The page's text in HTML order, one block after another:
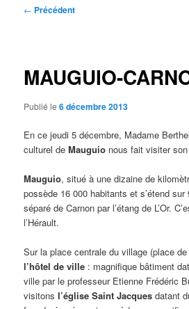
Navigation
← Précédent
MAUGUIO-
Publié le6 décembre 2013
En ce jeudi 5 décembre, Madame
culturel de Mauguio nous fait visiter
Mauguio, situé à une dizaine de
possède 16 000 habitants et s’étend
séparé de Carnon par l’étang de L’Or.
l’Hérault.
Sur la place centrale du village (place
l’hôtel de ville : magnifique bâtiment
ville par le professeur Etienne Frédéric
visitons l’église Saint Jacques datant